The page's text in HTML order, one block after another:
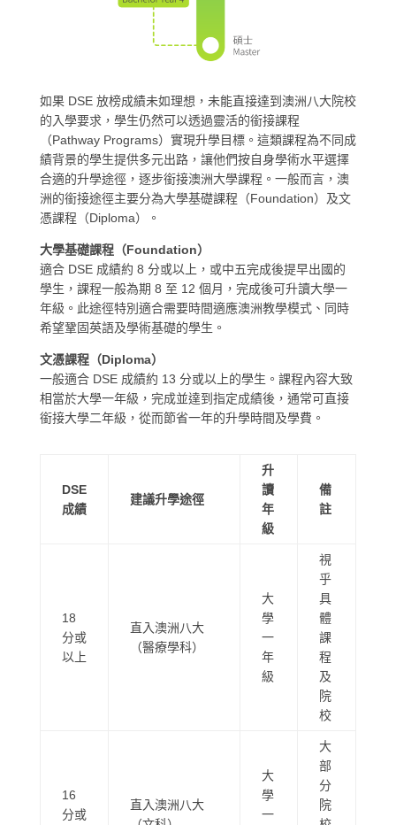
如果 DSE 放榜成績未如理想，未能直接達到澳洲八大院校
的入學要求，學生仍然可以透過靈活的銜接課程
（Pathway Programs）實現升學目標。這類課程為不同成
績背景的學生提供多元出路，讓他們按自身學術水平選擇
合適的升學途徑，逐步銜接澳洲大學課程。一般而言，澳
洲的銜接途徑主要分為大學基礎課程（Foundation）及文
憑課程（Diploma）。
大學基礎課程（Foundation）
適合 DSE 成績約 8 分或以上，或中五完成後提早出國的
學生，課程一般為期 8 至 12 個月，完成後可升讀大學一
年級。此途徑特別適合需要時間適應澳洲教學模式、同時
希望鞏固英語及學術基礎的學生。
文憑課程（Diploma）
一般適合 DSE 成績約 13 分或以上的學生。課程內容大致
相當於大學一年級，完成並達到指定成績後，通常可直接
銜接大學二年級，從而節省一年的升學時間及學費。
DSE
成績
建議升學途徑
升
讀
年
級
備
註
18
分或
以上
直入澳洲八大
（醫療學科）
大
學
一
年
級
視
乎
具
體
課
程
及
院
校
16
分或
直入澳洲八大
大
學
一
大
部
分
院